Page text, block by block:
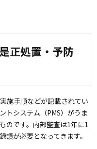
正処置・予防
施手順などが記載されてい
トシステム（PMS）がうま
のです。内部監査は1年に1
が必要となってきます。